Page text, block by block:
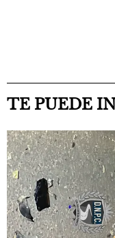
TE PUEDE